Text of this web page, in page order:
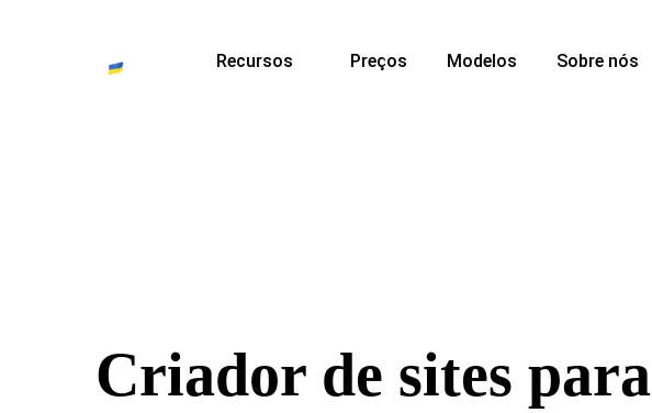
Recursos Preços Modelos Sobre nós
Criador de sites para